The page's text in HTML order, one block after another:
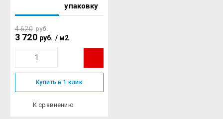
упаковку
4 620 руб.
3 720 руб. / м2
Купить в 1 клик
К сравнению